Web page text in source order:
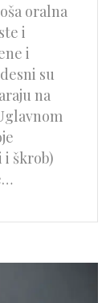
oralna
i
i
su
na
i škrob)